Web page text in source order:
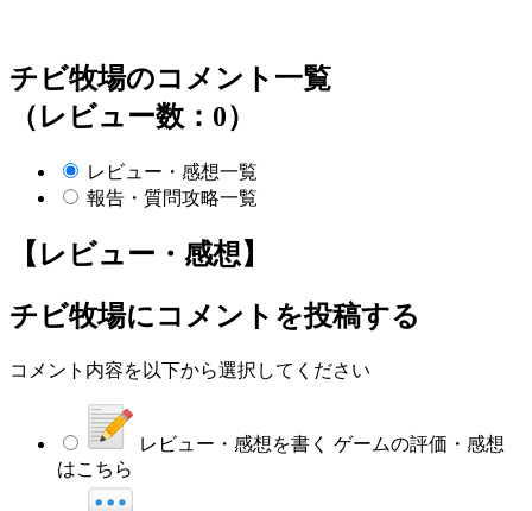
チビ牧場のコメント一覧
（レビュー数：0）
レビュー・感想一覧
報告・質問攻略一覧
【レビュー・感想】
チビ牧場にコメントを投稿する
コメント内容を以下から選択してください
レビュー・感想を書く ゲームの評価・感想
はこちら